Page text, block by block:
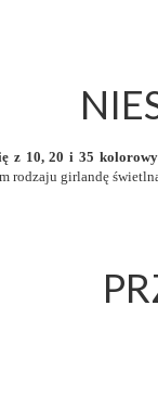
z 10, 20 i 35
rodzaju girlandę